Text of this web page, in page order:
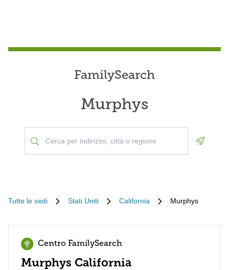
FamilySearch
Murphys
Tutte le sedi Stati Uniti California Murphys
Centro FamilySearch
Murphys California